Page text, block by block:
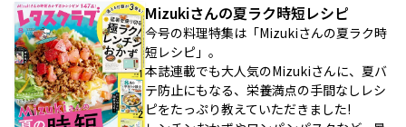
Mizukiさんの夏ラク時短レシピ
今号の料理特集は「Mizukiさんの夏ラク時
短レシピ」。
本誌連載でも大人気のMizukiさんに、夏バ
テ防止にもなる、栄養満点の手間なしレシ
ピをたっぷり教えていただきました!